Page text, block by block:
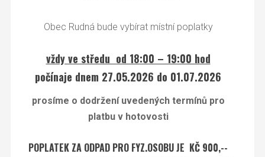
Obec Rudná bude vybírat místní poplatky
vždy ve středu od 18:00 – 19:00 hod
počínaje dnem 27.05.2026 do 01.07.2026
prosíme o dodržení uvedených termínů pro
platbu v hotovosti
POPLATEK ZA ODPAD PRO FYZ.OSOBU JE KČ 900,--